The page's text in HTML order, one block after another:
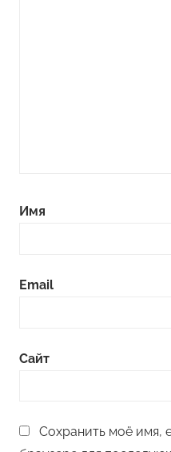
Имя
Email
Сайт
Сохранить моё имя,